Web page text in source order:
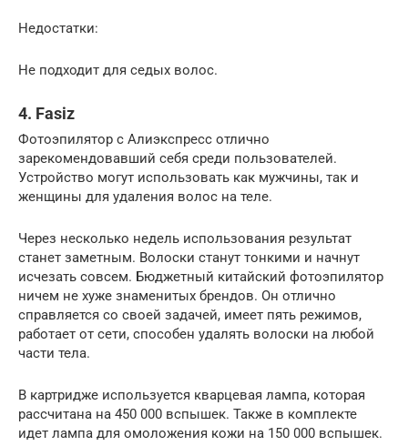
Недостатки:
Не подходит для седых волос.
4. Fasiz
Фотоэпилятор с Алиэкспресс отлично
зарекомендовавший себя среди пользователей.
Устройство могут использовать как мужчины, так и
женщины для удаления волос на теле.
Через несколько недель использования результат
станет заметным. Волоски станут тонкими и начнут
исчезать совсем. Бюджетный китайский фотоэпилятор
ничем не хуже знаменитых брендов. Он отлично
справляется со своей задачей, имеет пять режимов,
работает от сети, способен удалять волоски на любой
части тела.
В картридже используется кварцевая лампа, которая
рассчитана на 450 000 вспышек. Также в комплекте
идет лампа для омоложения кожи на 150 000 вспышек.